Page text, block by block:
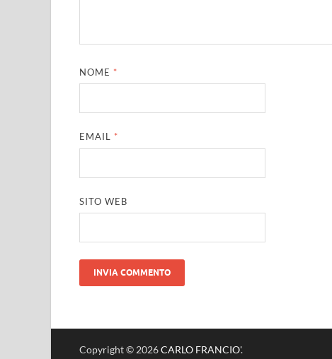
NOME *
EMAIL *
SITO WEB
Copyright © 2026CARLO FRANCIO'.